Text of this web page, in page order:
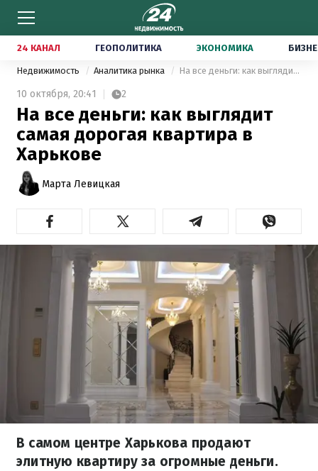
24 КАНАЛ ГЕОПОЛИТИКА ЭКОНОМИКА
Недвижимость Аналитика рынка На все деньги: как выглядит самая дорогая квартира в Харькове
10 октября, 20:41 2
На все деньги: как выглядит
самая дорогая квартира в
Харькове
Марта Левицкая
В самом центре Харькова продают
элитную квартиру за огромные деньги.